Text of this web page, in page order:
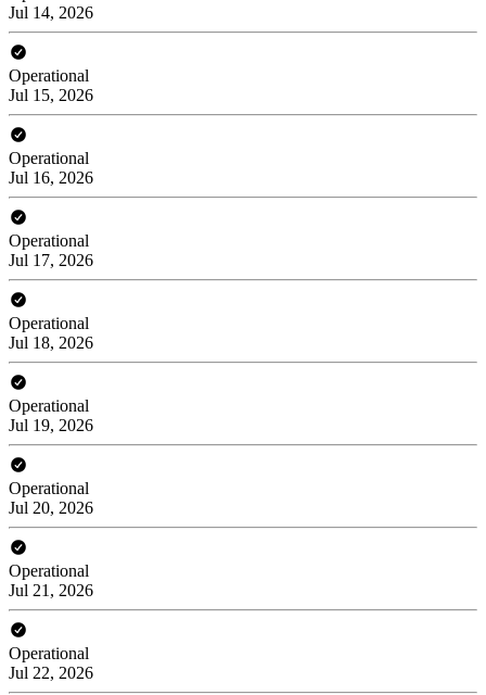
Jul 14, 2026
Operational
Jul 15, 2026
Operational
Jul 16, 2026
Operational
Jul 17, 2026
Operational
Jul 18, 2026
Operational
Jul 19, 2026
Operational
Jul 20, 2026
Operational
Jul 21, 2026
Operational
Jul 22, 2026